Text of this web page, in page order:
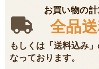
お買い物の
全品
もしくは「送料込み
なっております。